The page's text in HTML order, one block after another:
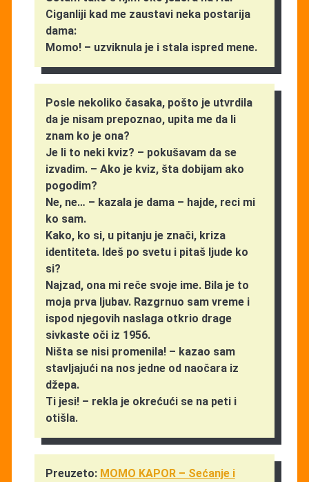
Ciganliji kad me zaustavi neka postarija
dama:
Momo! – uzviknula je i stala ispred mene.
Posle nekoliko časaka, pošto je utvrdila
da je nisam prepoznao, upita me da li
znam ko je ona?
Je li to neki kviz? – pokušavam da se
izvadim. – Ako je kviz, šta dobijam ako
pogodim?
Ne, ne… – kazala je dama – hajde, reci mi
ko sam.
Kako, ko si, u pitanju je znači, kriza
identiteta. Ideš po svetu i pitaš ljude ko
si?
Najzad, ona mi reče svoje ime. Bila je to
moja prva ljubav. Razgrnuo sam vreme i
ispod njegovih naslaga otkrio drage
sivkaste oči iz 1956.
Ništa se nisi promenila! – kazao sam
stavljajući na nos jedne od naočara iz
džepa.
Ti jesi! – rekla je okrećući se na peti i
otišla.
Preuzeto: MOMO KAPOR – Sećanje i